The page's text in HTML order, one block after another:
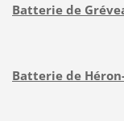
Batterie de
Batterie de